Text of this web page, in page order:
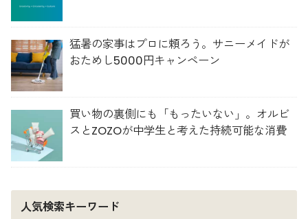
猛暑の家事はプロに頼ろう。サニーメイドが
おためし5000円キャンペーン
買い物の裏側にも「もったいない」。オルビ
スとZOZOが中学生と考えた持続可能な消費
人気検索キーワード